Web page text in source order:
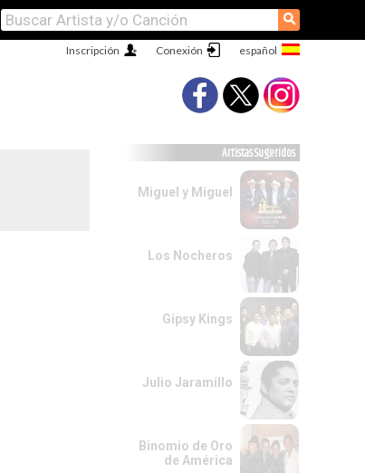
⚲
Conexión
Inscripción
Artistas Sugeridos
Miguel y Miguel
Los Nocheros
Gipsy Kings
Julio Jaramillo
Binomio de Oro
de América